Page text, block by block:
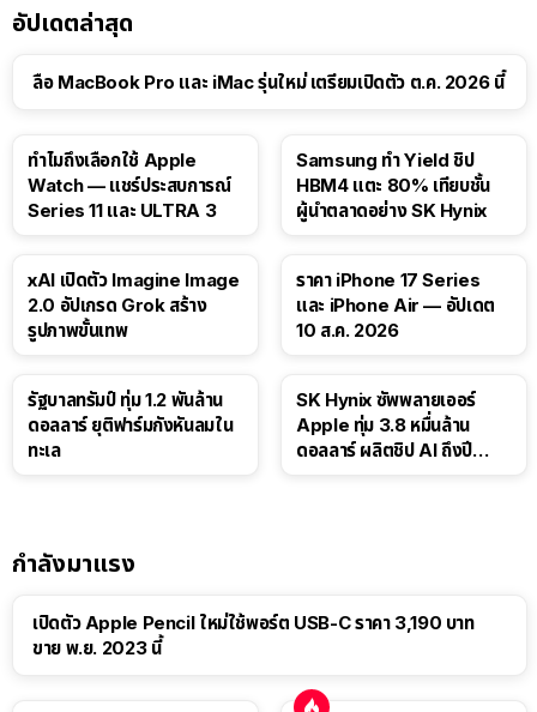
อัปเดตล่าสุด
ลือ MacBook Pro และ iMac รุ่นใหม่ เตรียมเปิดตัว ต.ค. 2026 นี้
ทำไมถึงเลือกใช้ Apple
Watch — แชร์ประสบการณ์
Series 11 และ ULTRA 3
Samsung ทำ Yield ชิป
HBM4 แตะ 80% เทียบชั้น
ผู้นำตลาดอย่าง SK Hynix
xAI เปิดตัว Imagine Image
2.0 อัปเกรด Grok สร้าง
รูปภาพขั้นเทพ
ราคา iPhone 17 Series
และ iPhone Air — อัปเดต
10 ส.ค. 2026
รัฐบาลทรัมป์ ทุ่ม 1.2 พันล้าน
ดอลลาร์ ยุติฟาร์มกังหันลมใน
ทะเล
SK Hynix ซัพพลายเออร์
Apple ทุ่ม 3.8 หมื่นล้าน
ดอลลาร์ ผลิตชิป AI ถึงปี
กำลังมาแรง
เปิดตัว Apple Pencil ใหม่ใช้พอร์ต USB-C ราคา 3,190 บาท
ขาย พ.ย. 2023 นี้